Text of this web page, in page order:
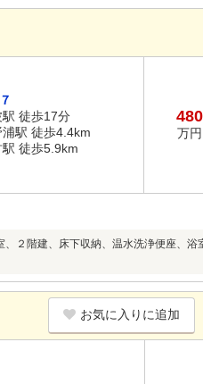
駅 徒歩17分
浦駅 徒歩4.4km
駅 徒歩5.9km
480
万円
２階建、床下収納、温水洗浄便座、
お気に入りに追加